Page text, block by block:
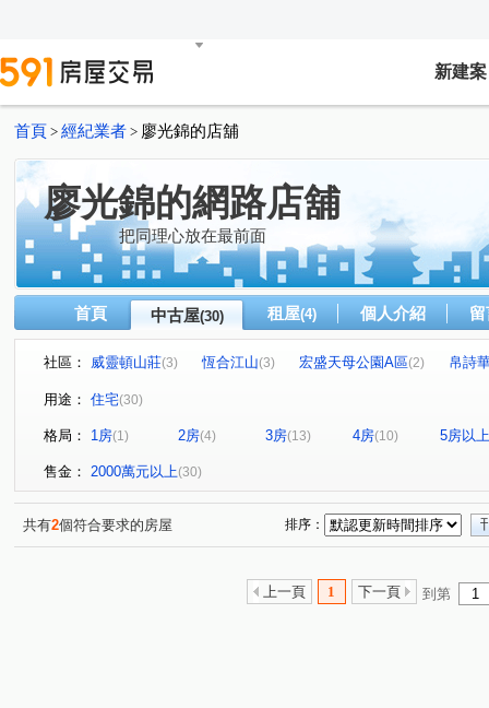
新建案
首頁 > 經紀業者 > 廖光錦的店舖
廖光錦的網路店舖
把同理心放在最前面
首頁 中古屋(30) 租屋(4) 個人介紹
社區： 威靈頓山莊(3) 恆合江山(3) 宏盛天母公園A區(2)
帛詩
安縵莊園社區
新美齊心岳
文化路 崇仰六路 (3) 承德路七段(3)
基隆路二段 (1)
中山北路七段(3) 崇仰一路(1) 福華路(2) 忠孝東路三段
士東路(1) 中山北路六段(1)
用途： 住宅(30)
格局： 1房(1) 2房(4) 3房(13) 4房(10) 5房以上
售金： 2000萬元以上(30)
共有2個符合要求的房屋 排序：
上一頁 1 下一頁 到第